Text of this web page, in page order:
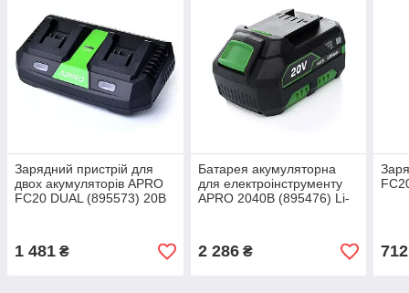
Зарядний пристрій для
двох акумуляторів APRO
FC20 DUAL (895573) 20В
1 481 ₴
Батарея акумуляторна
для електроінструменту
APRO 2040B (895476) Li-
2 286₴ 712